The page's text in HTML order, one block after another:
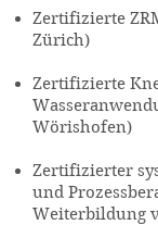
Zertifizierte
Zürich)
Zertifizierte
Wörishofen)
Zertifizierter
und
Weiterbildung